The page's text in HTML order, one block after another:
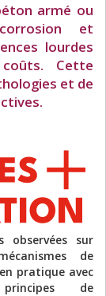
armé ou
et
lourdes
Cette
et de
observées sur
de
pratique avec
de